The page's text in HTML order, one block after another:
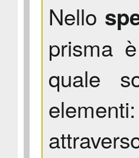
Nello
prisma
quale